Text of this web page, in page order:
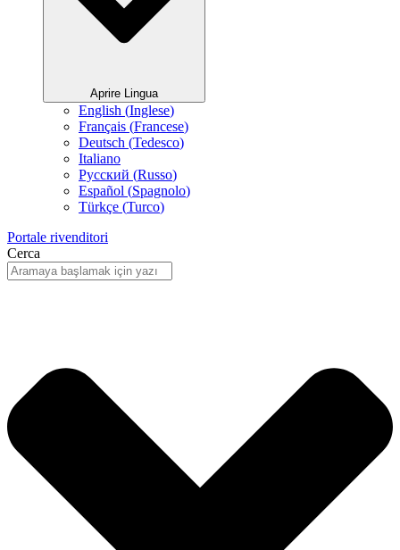
Aprire Lingua
English (Inglese)
Français (Francese)
Deutsch (Tedesco)
Italiano
Русский (Russo)
Español (Spagnolo)
Türkçe (Turco)
Portale rivenditori
Cerca